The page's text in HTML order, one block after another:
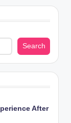
Search
After